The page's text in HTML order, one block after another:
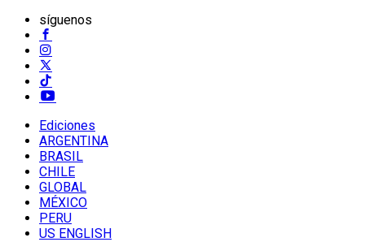
síguenos
Ediciones
ARGENTINA
BRASIL
CHILE
GLOBAL
MÉXICO
PERU
US ENGLISH